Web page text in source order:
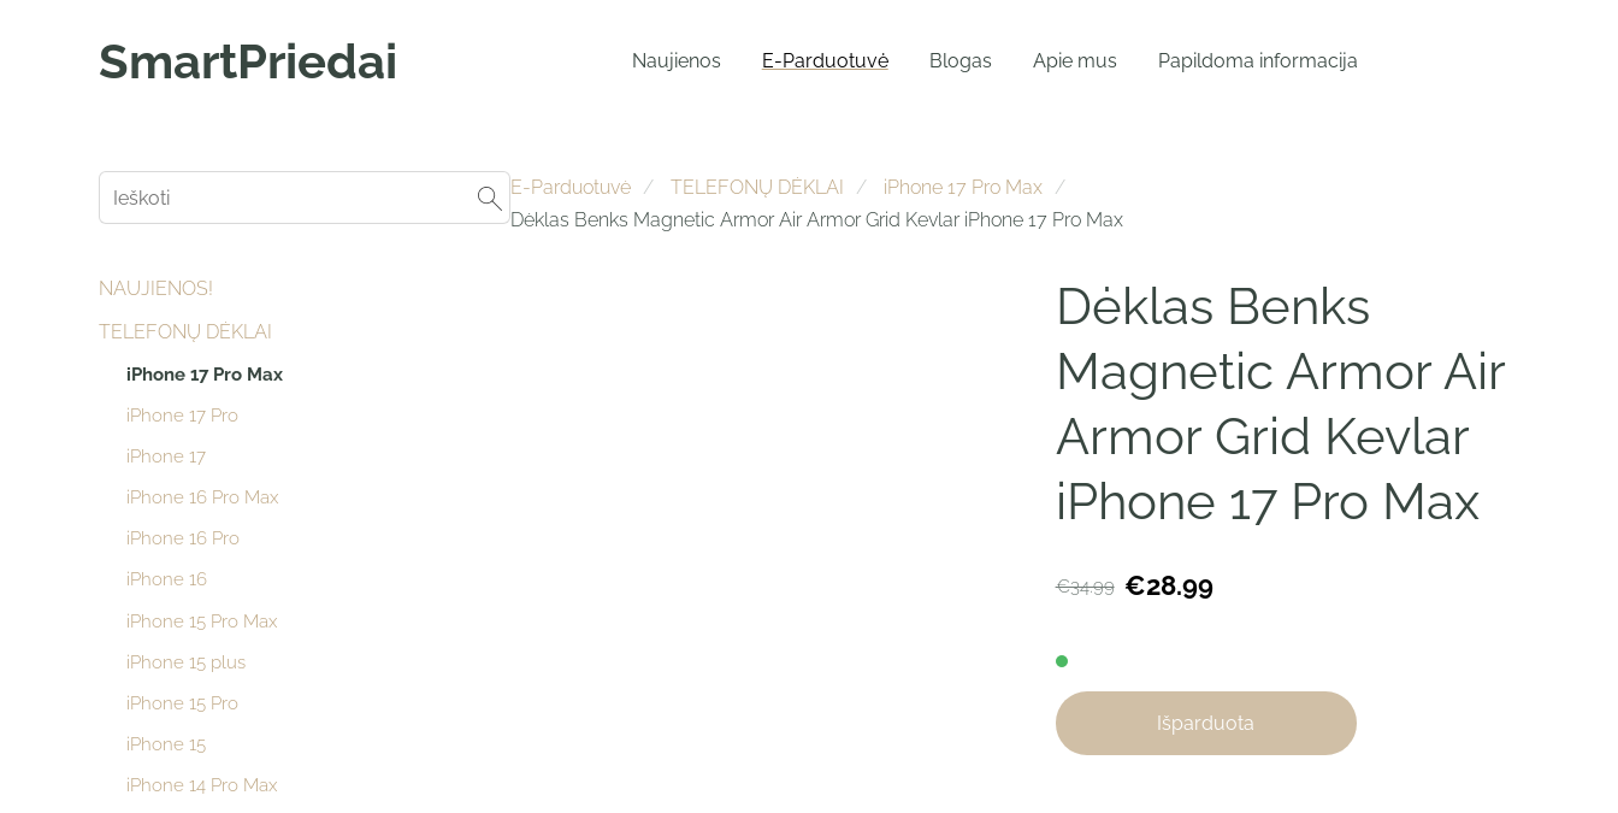
SmartPriedai Naujienos E-Parduotuvė Blogas Apie mus Papildoma informacija
NAUJIENOS!
TELEFONŲ DĖKLAI
iPhone 17 Pro Max
iPhone 17 Pro
iPhone 17
iPhone 16 Pro Max
iPhone 16 Pro
iPhone 16
iPhone 15 Pro Max
iPhone 15 plus
iPhone 15 Pro
iPhone 15
iPhone 14 Pro Max
E-Parduotuvė TELEFONŲ DĖKLAI
iPhone 17 Pro Max
Dėklas Benks Magnetic Armor Air Armor Grid Kevlar iPhone 17 Pro Max
Dėklas Benks
Magnetic Armor Air
Armor Grid Kevlar
iPhone 17 Pro Max
€34.99 €28.99
Išparduota